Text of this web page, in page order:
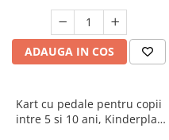
ADAUGA IN COS
Kart cu pedale pentru copii
intre 5 si 10 ani, Kinderplay